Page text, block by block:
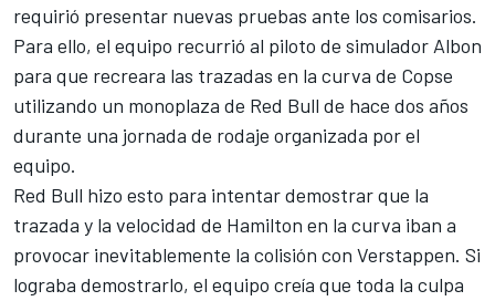
requirió presentar nuevas pruebas ante los comisarios.
Para ello, el equipo recurrió al piloto de simulador Albon
para que recreara las trazadas en la curva de Copse
utilizando un monoplaza de Red Bull de hace dos años
durante una jornada de rodaje organizada por el
equipo.
Red Bull hizo esto para intentar demostrar que la
trazada y la velocidad de Hamilton en la curva iban a
provocar inevitablemente la colisión con Verstappen. Si
lograba demostrarlo, el equipo creía que toda la culpa